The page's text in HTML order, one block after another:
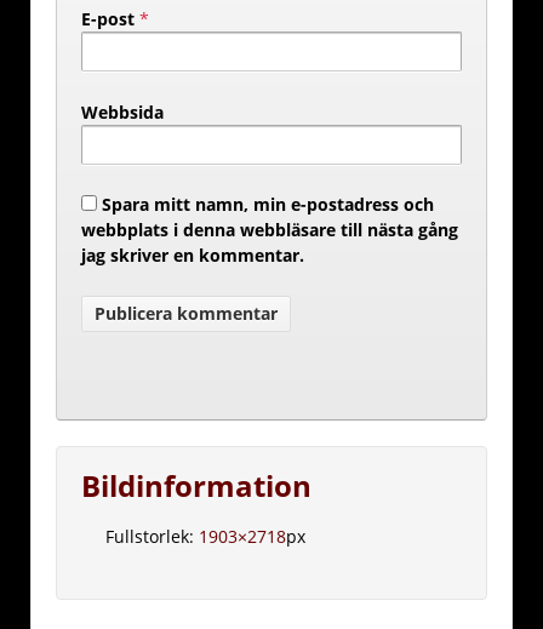
E-post *
Webbsida
Spara mitt namn, min e-postadress och
webbplats i denna webbläsare till nästa gång
jag skriver en kommentar.
Bildinformation
Fullstorlek: 1903×2718px